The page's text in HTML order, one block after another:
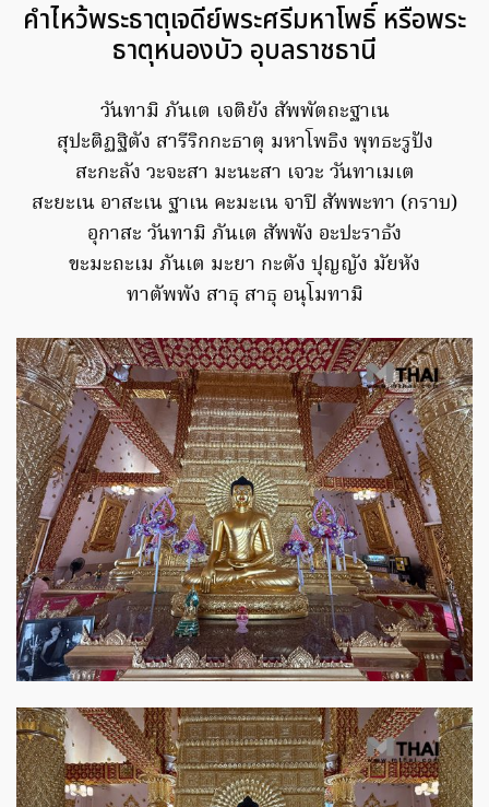
คำไหว้พระธาตุเจดีย์พระศรีมหาโพธิ์ หรือพระ
ธาตุหนองบัว อุบลราชธานี
วันทามิ ภันเต เจติยัง สัพพัตถะฐาเน
สุปะติฏฐิตัง สารีริกกะธาตุ มหาโพธิง พุทธะรูปัง
สะกะลัง วะจะสา มะนะสา เจวะ วันทาเมเต
สะยะเน อาสะเน ฐาเน คะมะเน จาปิ สัพพะทา (กราบ)
อุกาสะ วันทามิ ภันเต สัพพัง อะปะราธัง
ขะมะถะเม ภันเต มะยา กะตัง ปุญญัง มัยหัง
ทาตัพพัง สาธุ สาธุ อนุโมทามิ